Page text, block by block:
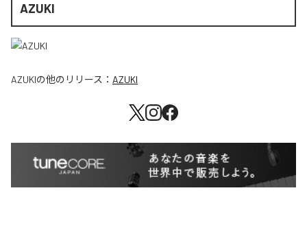
AZUKI
AZUKIの他のリリース： AZUKI